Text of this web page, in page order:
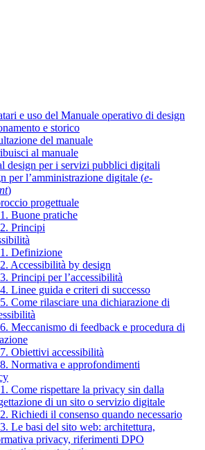
e uso del Manuale operativo di design
e storico
del manuale
al manuale
design per i servizi pubblici digitali
per l’amministrazione digitale (e-
)
progettuale
Buone pratiche
Principi
Definizione
Accessibilità by design
Principi per l’accessibilità
Linee guida e criteri di successo
Come rilasciare una dichiarazione di
Meccanismo di feedback e procedura di
Obiettivi accessibilità
Normativa e approfondimenti
Come rispettare la privacy sin dalla
di un sito o servizio digitale
Richiedi il consenso quando necessario
Le basi del sito web: architettura,
privacy, riferimenti DPO